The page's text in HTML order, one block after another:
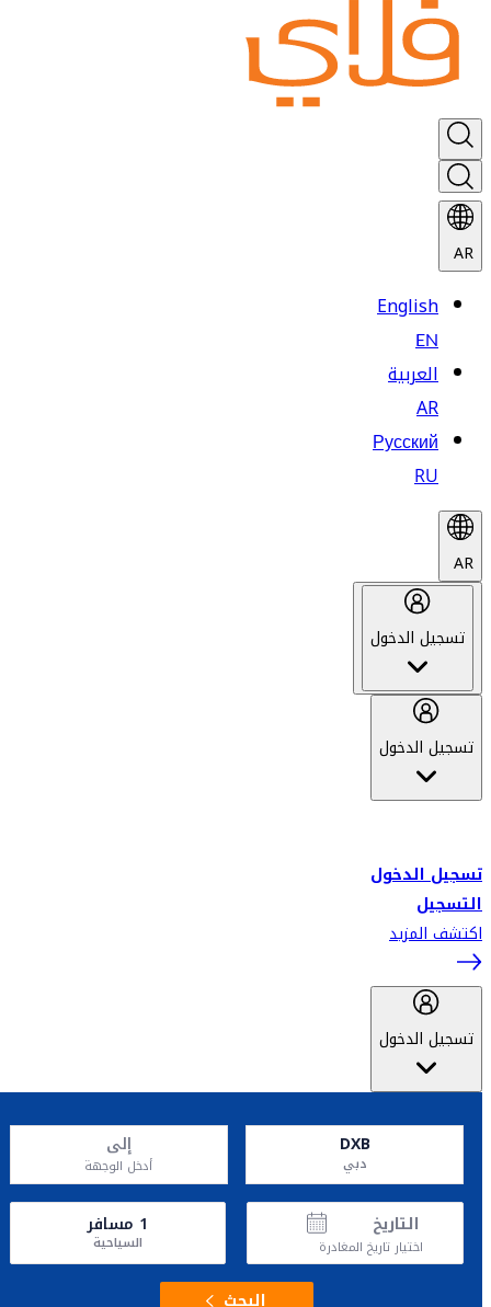
AR
English
EN
العربية
AR
Русский
RU
AR
تسجيل الدخول
تسجيل الدخول
تسجيل الدخول
التسجيل
اكتشف المزيد
تسجيل الدخول
DXB
دبي
إلى
أدخل الوجهة
التاريخ
اختيار تاريخ المغادرة
1 مسافر
السياحية
البحث